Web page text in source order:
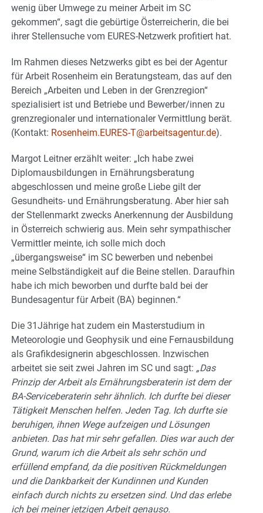
wenig über Umwege zu meiner Arbeit im SC
gekommen“, sagt die gebürtige Österreicherin, die bei
ihrer Stellensuche vom EURES-Netzwerk profitiert hat.
Im Rahmen dieses Netzwerks gibt es bei der Agentur
für Arbeit Rosenheim ein Beratungsteam, das auf den
Bereich „Arbeiten und Leben in der Grenzregion“
spezialisiert ist und Betriebe und Bewerber/innen zu
grenzregionaler und internationaler Vermittlung berät.
(Kontakt: Rosenheim.EURES-T@arbeitsagentur.de).
Margot Leitner erzählt weiter: „Ich habe zwei
Diplomausbildungen in Ernährungsberatung
abgeschlossen und meine große Liebe gilt der
Gesundheits- und Ernährungsberatung. Aber hier sah
der Stellenmarkt zwecks Anerkennung der Ausbildung
in Österreich schwierig aus. Mein sehr sympathischer
Vermittler meinte, ich solle mich doch
„übergangsweise“ im SC bewerben und nebenbei
meine Selbständigkeit auf die Beine stellen. Daraufhin
habe ich mich beworben und durfte bald bei der
Bundesagentur für Arbeit (BA) beginnen.“
Die 31Jährige hat zudem ein Masterstudium in
Meteorologie und Geophysik und eine Fernausbildung
als Grafikdesignerin abgeschlossen. Inzwischen
arbeitet sie seit zwei Jahren im SC und sagt: „Das
Prinzip der Arbeit als Ernährungsberaterin ist dem der
BA-Serviceberaterin sehr ähnlich. Ich durfte bei dieser
Tätigkeit Menschen helfen. Jeden Tag. Ich durfte sie
beruhigen, ihnen Wege aufzeigen und Lösungen
anbieten. Das hat mir sehr gefallen. Dies war auch der
Grund, warum ich die Arbeit als sehr schön und
erfüllend empfand, da die positiven Rückmeldungen
und die Dankbarkeit der Kundinnen und Kunden
einfach durch nichts zu ersetzen sind. Und das erlebe
ich bei meiner jetzigen Arbeit genauso.